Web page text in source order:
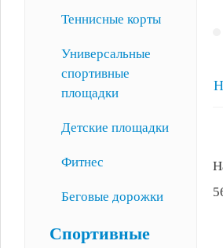
Теннисные корты
Универсальные
спортивные
площадки
Детские площадки
Фитнес
Беговые дорожки
Спортивные